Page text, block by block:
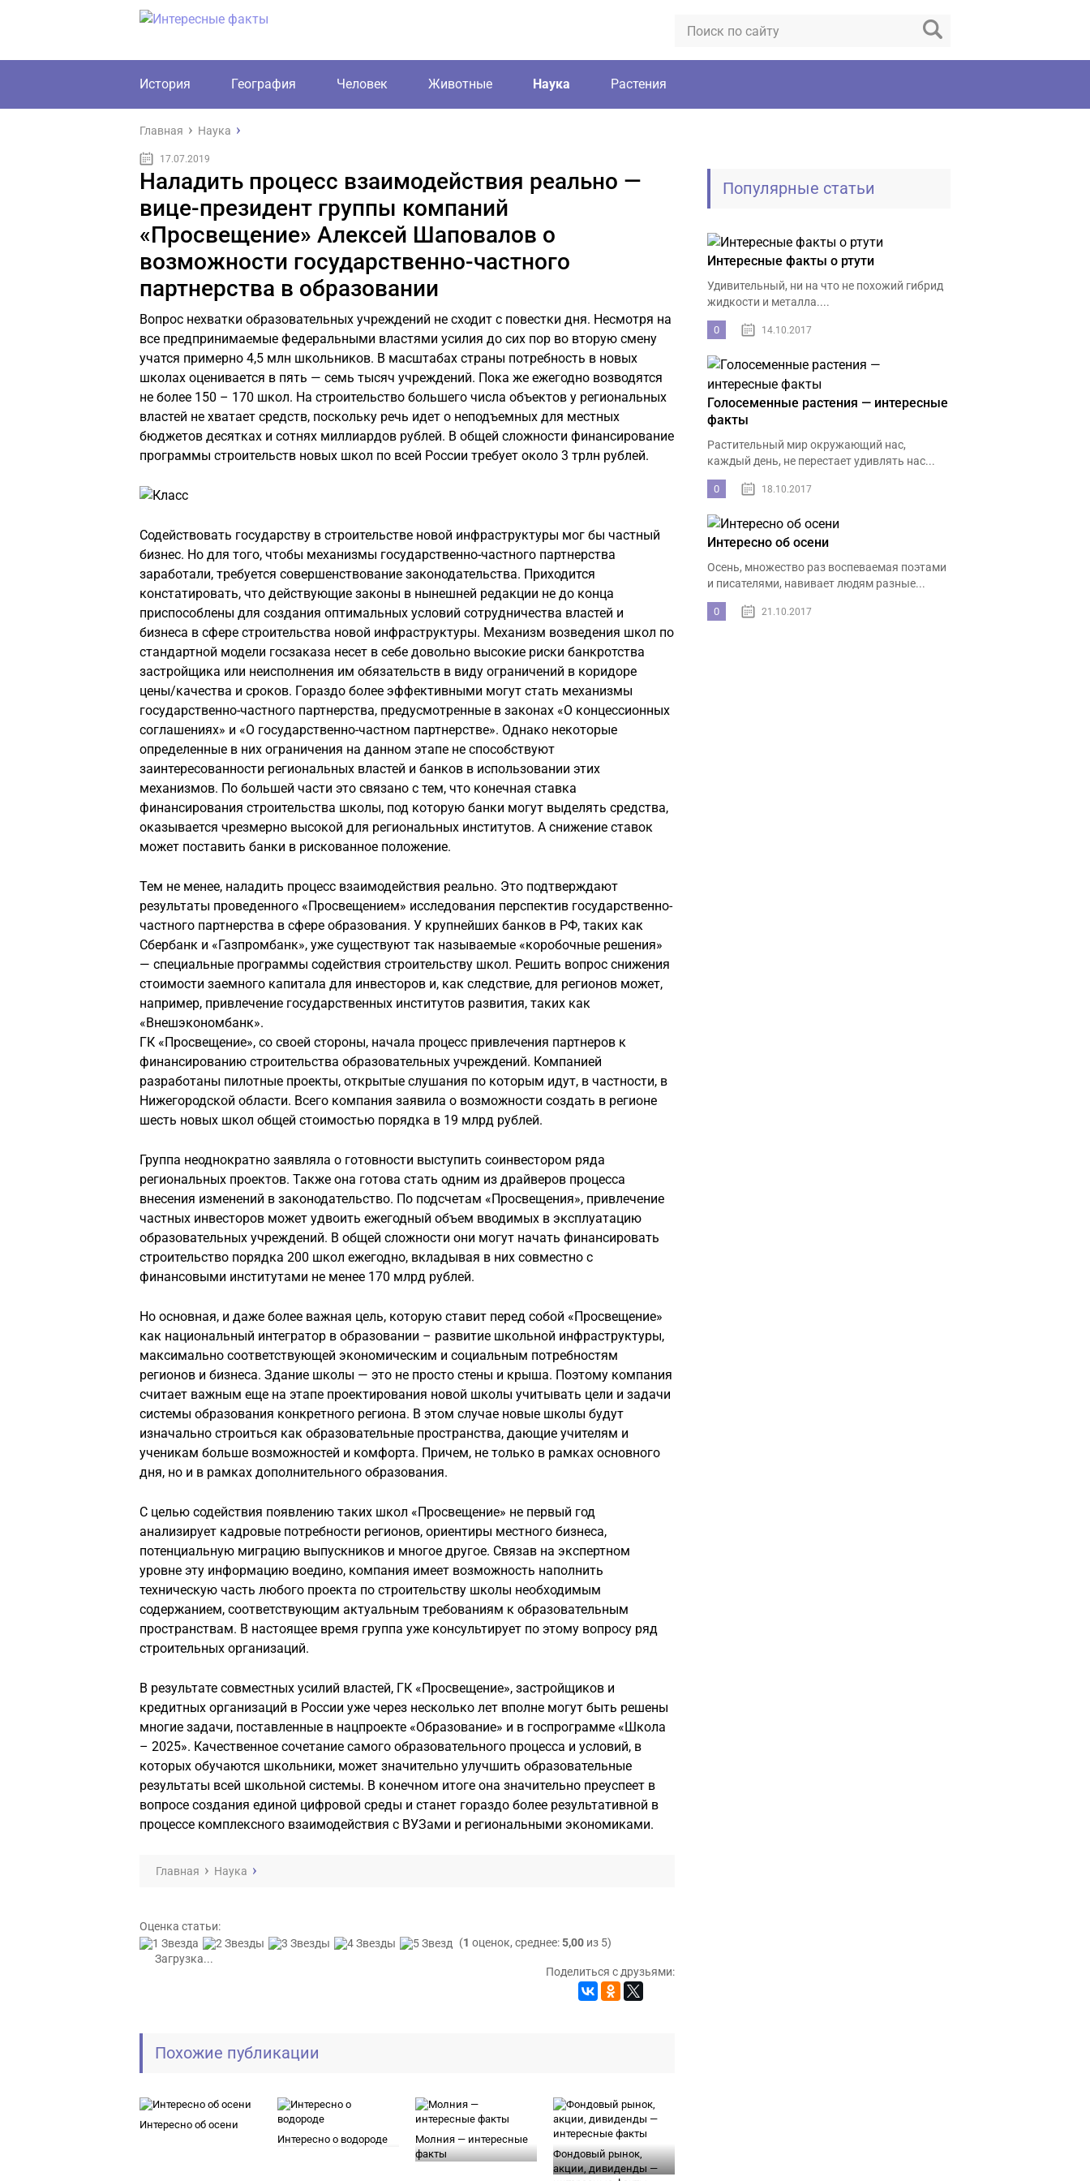
История География Человек Животные Наука Растения
Главная Наука
17.07.2019
Наладить процесс взаимодействия реально —
вице-президент группы компаний
«Просвещение» Алексей Шаповалов о
возможности государственно-частного
партнерства в образовании
Вопрос нехватки образовательных учреждений не сходит с повестки дня. Несмотря на
все предпринимаемые федеральными властями усилия до сих пор во вторую смену
учатся примерно 4,5 млн школьников. В масштабах страны потребность в новых
школах оценивается в пять — семь тысяч учреждений. Пока же ежегодно возводятся
не более 150 – 170 школ. На строительство большего числа объектов у региональных
властей не хватает средств, поскольку речь идет о неподъемных для местных
бюджетов десятках и сотнях миллиардов рублей. В общей сложности финансирование
программы строительств новых школ по всей России требует около 3 трлн рублей.
Содействовать государству в строительстве новой инфраструктуры мог бы частный
бизнес. Но для того, чтобы механизмы государственно-частного партнерства
заработали, требуется совершенствование законодательства. Приходится
констатировать, что действующие законы в нынешней редакции не до конца
приспособлены для создания оптимальных условий сотрудничества властей и
бизнеса в сфере строительства новой инфраструктуры. Механизм возведения школ по
стандартной модели госзаказа несет в себе довольно высокие риски банкротства
застройщика или неисполнения им обязательств в виду ограничений в коридоре
цены/качества и сроков. Гораздо более эффективными могут стать механизмы
государственно-частного партнерства, предусмотренные в законах «О концессионных
соглашениях» и «О государственно-частном партнерстве». Однако некоторые
определенные в них ограничения на данном этапе не способствуют
заинтересованности региональных властей и банков в использовании этих
механизмов. По большей части это связано с тем, что конечная ставка
финансирования строительства школы, под которую банки могут выделять средства,
оказывается чрезмерно высокой для региональных институтов. А снижение ставок
может поставить банки в рискованное положение.
Тем не менее, наладить процесс взаимодействия реально. Это подтверждают
результаты проведенного «Просвещением» исследования перспектив государственно-
частного партнерства в сфере образования. У крупнейших банков в РФ, таких как
Сбербанк и «Газпромбанк», уже существуют так называемые «коробочные решения»
— специальные программы содействия строительству школ. Решить вопрос снижения
стоимости заемного капитала для инвесторов и, как следствие, для регионов может,
например, привлечение государственных институтов развития, таких как
«Внешэкономбанк».
ГК «Просвещение», со своей стороны, начала процесс привлечения партнеров к
финансированию строительства образовательных учреждений. Компанией
разработаны пилотные проекты, открытые слушания по которым идут, в частности, в
Нижегородской области. Всего компания заявила о возможности создать в регионе
шесть новых школ общей стоимостью порядка в 19 млрд рублей.
Группа неоднократно заявляла о готовности выступить соинвестором ряда
региональных проектов. Также она готова стать одним из драйверов процесса
внесения изменений в законодательство. По подсчетам «Просвещения», привлечение
частных инвесторов может удвоить ежегодный объем вводимых в эксплуатацию
образовательных учреждений. В общей сложности они могут начать финансировать
строительство порядка 200 школ ежегодно, вкладывая в них совместно с
финансовыми институтами не менее 170 млрд рублей.
Но основная, и даже более важная цель, которую ставит перед собой «Просвещение»
как национальный интегратор в образовании – развитие школьной инфраструктуры,
максимально соответствующей экономическим и социальным потребностям
регионов и бизнеса. Здание школы — это не просто стены и крыша. Поэтому компания
считает важным еще на этапе проектирования новой школы учитывать цели и задачи
системы образования конкретного региона. В этом случае новые школы будут
изначально строиться как образовательные пространства, дающие учителям и
ученикам больше возможностей и комфорта. Причем, не только в рамках основного
дня, но и в рамках дополнительного образования.
С целью содействия появлению таких школ «Просвещение» не первый год
анализирует кадровые потребности регионов, ориентиры местного бизнеса,
потенциальную миграцию выпускников и многое другое. Связав на экспертном
уровне эту информацию воедино, компания имеет возможность наполнить
техническую часть любого проекта по строительству школы необходимым
содержанием, соответствующим актуальным требованиям к образовательным
пространствам. В настоящее время группа уже консультирует по этому вопросу ряд
строительных организаций.
В результате совместных усилий властей, ГК «Просвещение», застройщиков и
кредитных организаций в России уже через несколько лет вполне могут быть решены
многие задачи, поставленные в нацпроекте «Образование» и в госпрограмме «Школа
– 2025». Качественное сочетание самого образовательного процесса и условий, в
которых обучаются школьники, может значительно улучшить образовательные
результаты всей школьной системы. В конечном итоге она значительно преуспеет в
вопросе создания единой цифровой среды и станет гораздо более результативной в
процессе комплексного взаимодействия с ВУЗами и региональными экономиками.
Главная Наука
Оценка статьи:
(1 оценок, среднее:5,00 из 5)
Загрузка...
Поделиться с друзьями:
Похожие публикации
Интересно об осени
Интересно о водороде
Молния — интересные
факты
Фондовый рынок,
акции, дивиденды —
Популярные статьи
Интересные факты о ртути
Удивительный, ни на что не похожий гибрид
жидкости и металла....
0 14.10.2017
Голосеменные растения — интересные
факты
Растительный мир окружающий нас,
каждый день, не перестает удивлять нас...
0 18.10.2017
Интересно об осени
Осень, множество раз воспеваемая поэтами
и писателями, навивает людям разные...
0 21.10.2017